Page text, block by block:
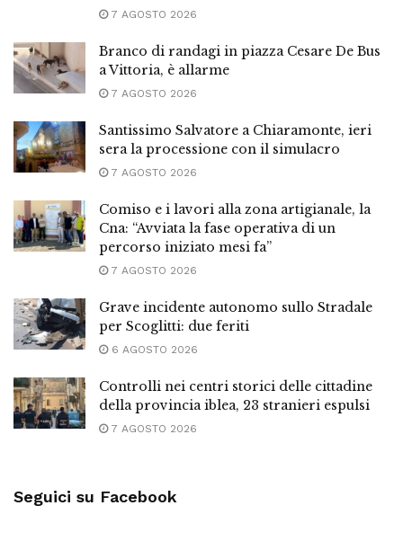
7 AGOSTO 2026
Branco di randagi in piazza Cesare De Bus
a Vittoria, è allarme
7 AGOSTO 2026
Santissimo Salvatore a Chiaramonte, ieri
sera la processione con il simulacro
7 AGOSTO 2026
Comiso e i lavori alla zona artigianale, la
Cna: “Avviata la fase operativa di un
percorso iniziato mesi fa”
7 AGOSTO 2026
Grave incidente autonomo sullo Stradale
per Scoglitti: due feriti
6 AGOSTO 2026
Controlli nei centri storici delle cittadine
della provincia iblea, 23 stranieri espulsi
7 AGOSTO 2026
Seguici su Facebook